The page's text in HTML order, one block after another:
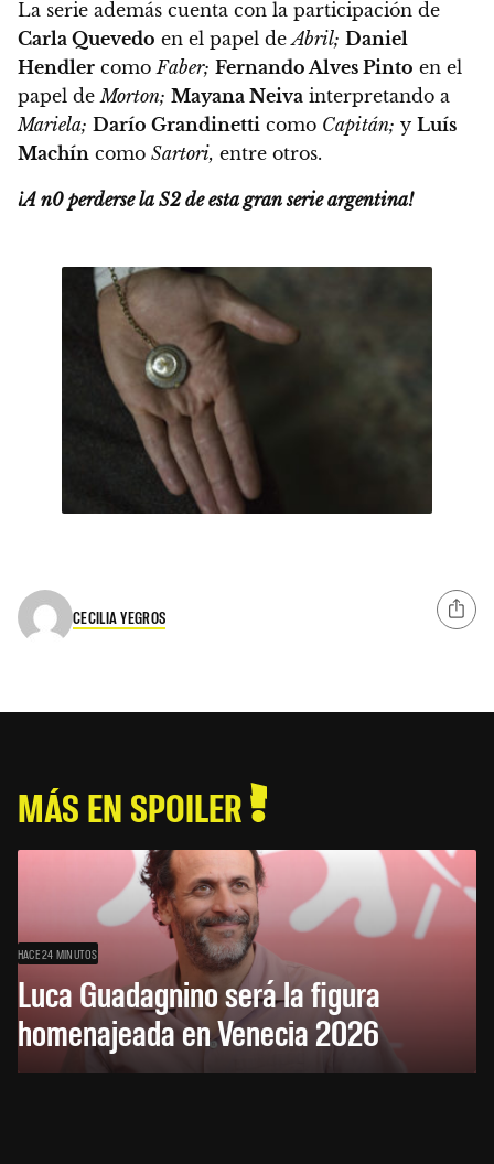
La serie además cuenta con la participación de
Carla Quevedo en el papel deAbril; Daniel
Hendler como Faber; Fernando Alves Pinto en el
papel de Morton; Mayana Neiva interpretando a
Mariela; Darío Grandinetti como Capitán; y Luís
Machín como Sartori, entre otros.
¡A n0 perderse la S2 de esta gran serie argentina!
CECILIA YEGROS
MÁS EN SPOILER
HACE 24 MINUTOS
Luca Guadagnino será la figura
homenajeada en Venecia 2026